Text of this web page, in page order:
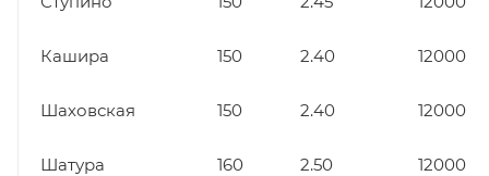
Кашира 150 2.40 12000
Шаховская 150 2.40 12000
Шатура 160 2.50 12000